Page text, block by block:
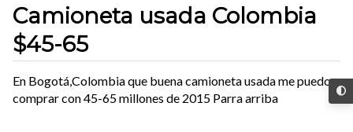
Camioneta usada Colombia
$45-65
En Bogotá,Colombia que buena camioneta usada me puedo
comprar con 45-65 millones de 2015 Parra arriba